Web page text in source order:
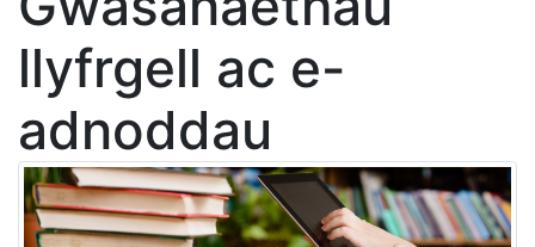
llyfrgell ac e-
adnoddau